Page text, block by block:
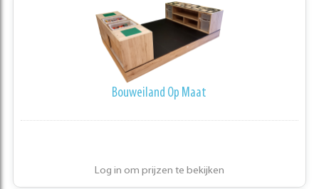
Bouweiland Op Maat
Log in om prijzen te bekijken